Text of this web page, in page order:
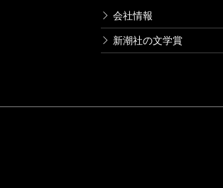
会社情報
新潮社の文学賞